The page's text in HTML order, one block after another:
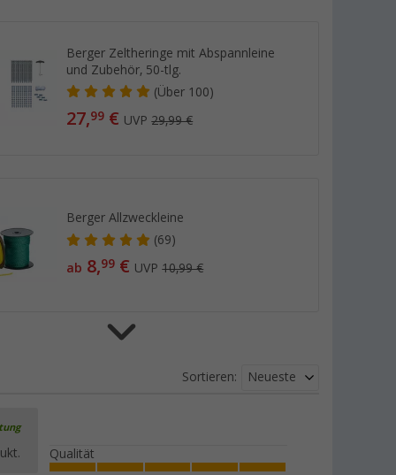
Berger Zeltheringe mit Abspannleine
und Zubehör, 50-tlg.
(Über 100)
27,99 € UVP29,99 €
Berger Allzweckleine
(69)
ab 8,99 € UVP10,99 €
Berger Verbindungsfeder, 5er-Pack
Sortieren: Neueste
Qualität